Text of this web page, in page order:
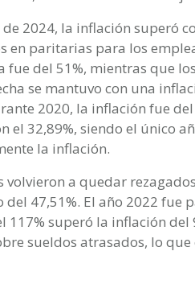
de 2024, la inflación superó
en paritarias para los
fue del 51%, mientras que
se mantuvo con una
2020, la inflación fue
el 32,89%, siendo el único
la inflación.
volvieron a quedar
47,51%. El año 2022 fue
superó la inflación del
sueldos atrasados, lo